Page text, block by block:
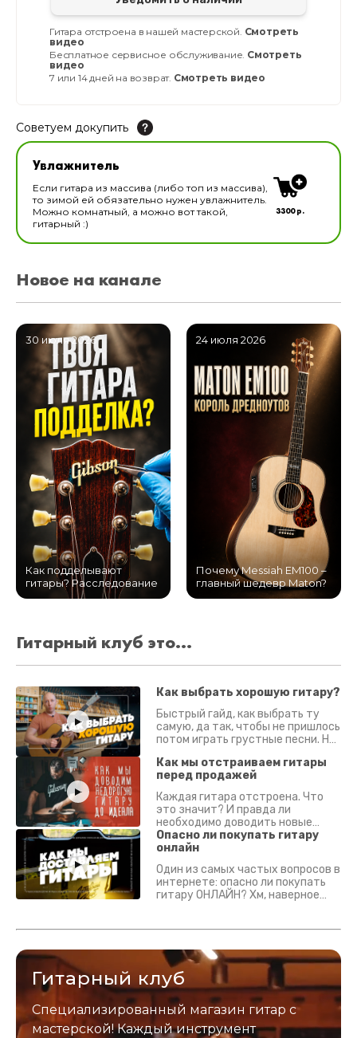
Гитара отстроена в нашей мастерской. Смотреть
видео
Бесплатное сервисное обслуживание. Смотреть
видео
7 или 14 дней на возврат. Смотреть видео
Советуем докупить
Увлажнитель для музыкальных инструментов
В наличии
Увлажнитель
Если гитара из массива (либо топ из массива),
то зимой ей обязательно нужен увлажнитель.
Можно комнатный, а можно вот такой,
гитарный :)
3300 р.
Новое на канале
30 июля 2026
Как подделывают
гитары? Расследование
24 июля 2026
Почему Messiah EM100 –
главный шедевр Maton?
Гитарный клуб это...
Как выбрать хорошую гитару?
Быстрый гайд, как выбрать ту
самую, да так, чтобы не пришлось
потом играть грустные песни. На
Как мы отстраиваем гитары
перед продажей
Каждая гитара отстроена. Что
это значит? И правда ли
необходимо доводить новые
гитары? Если кратко - да.
Подробно - в видео :)
Опасно ли покупать гитару
онлайн
Один из самых частых вопросов в
интернете: опасно ли покупать
гитару ОНЛАЙН? Хм, наверное
застрахован. Случись что -
Гитарный клуб
Специализированный магазин гитар с
мастерской! Каждый инструмент